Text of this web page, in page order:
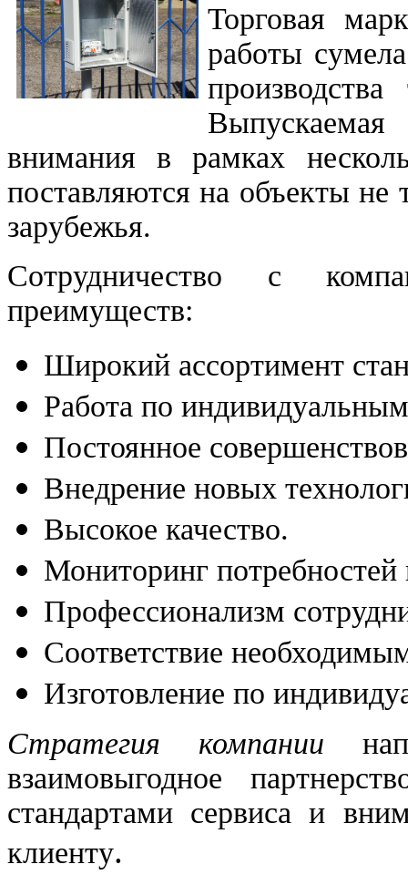
Торговая
работы
Выпускаемая
внимания в рамках
поставляются на объекты не
зарубежья.
Сотрудничество с
преимуществ:
Широкий ассортимент
Работа по
Постоянное
Внедрение новых
Высокое качество.
Мониторинг потребностей
Профессионализм
Соответствие
Изготовление по
Стратегия компании
взаимовыгодное
стандартами сервиса и
клиенту.